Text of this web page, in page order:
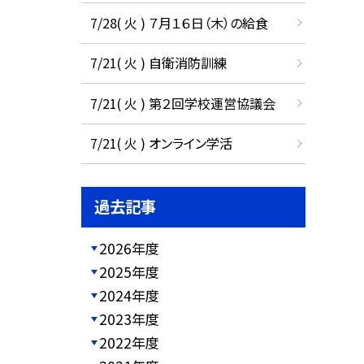
7/28( 火 ) ７月１６日（木）の給食
7/21( 火 ) 自衛消防訓練
7/21( 火 ) 第２回学校運営協議会
7/21( 火 ) オンライン学活
過去記事
2026年度
2025年度
2024年度
2023年度
2022年度